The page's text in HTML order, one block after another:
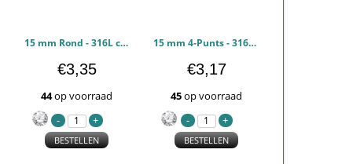
15 mm Rond - 316L chirurgisch roestvrij staal Oorbellen PCJW51283
€3,35
44op voorraad
BESTELLEN
15 mm 4-Punts - 316L chirurgisch roestvrij staal Oorbellen PCJW51282
€3,17
45op voorraad
BESTELLEN